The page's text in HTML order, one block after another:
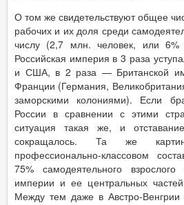
О том же свидетельствуют общее
рабочих и их доля среди
числу (2,7 млн. человек, или
Российская империя в 3 раза
и США, в 2 раза — Британской
Франции (Германия,
заморскими колониями). Если
России в сравнении с этими
ситуация такая же, и
сокращалось. Та же
профессионально-классовом
75% самодеятельного взрослого
империи и ее центральных частей
Между тем даже в Австро-